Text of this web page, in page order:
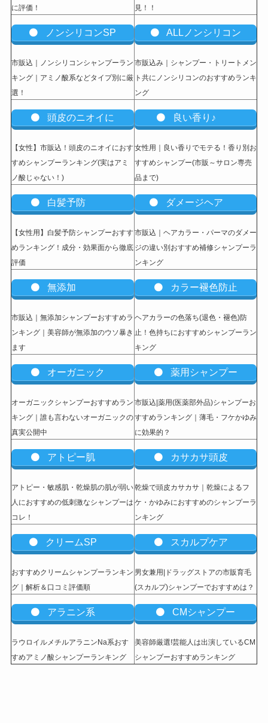
に評価！ 見！！
ノンシリコンSP
市販込｜ノンシリコンシャンプーラン
キング｜アミノ酸系などタイプ別に厳
選！
ALLノンシリコン
市販込み｜シャンプー・トリートメン
ト共にノンシリコンのおすすめランキ
ング
頭皮のニオイに
【女性】市販込 ！頭皮のニオイにおす
すめシャンプーランキング(実はアミ
ノ酸じゃない！)
良い香り♪
女性用｜良い香りでモテる！香り別お
すすめシャンプー(市販～サロン専売
品まで)
白髪予防
【女性用】白髪予防シャンプーおすす
めランキング！成分・効果面から徹底
評価
ダメージヘア
市販込｜ヘアカラー・パーマのダメー
ジの違い別おすすめ補修シャンプーラ
ンキング
無添加
市販込｜無添加シャンプーおすすめラ
ンキング｜美容師が無添加のウソ暴き
ます
カラー褪色防止
ヘアカラーの色落ち(退色・褪色)防
止！色持ちにおすすめシャンプーラン
キング
オーガニック
オーガニックシャンプーおすすめラン
キング｜誰も言わないオーガニックの
真実公開中
薬用シャンプー
市販込|薬用(医薬部外品)シャンプーお
すすめランキング｜薄毛・フケかゆみ
に効果的？
アトピー肌
アトピー・敏感肌・乾燥肌の肌が弱い
人におすすめの低刺激なシャンプーは
コレ！
カサカサ頭皮
乾燥で頭皮カサカサ｜乾燥によるフ
ケ・かゆみにおすすめのシャンプーラ
ンキング
クリームSP
おすすめクリームシャンプーランキン
グ｜解析＆口コミ評価順
スカルプケア
男女兼用|ドラッグストアの市販育毛
(スカルプ)シャンプーでおすすめは？
アラニン系
ラウロイルメチルアラニンNa系おす
すめアミノ酸シャンプーランキング
CMシャンプー
美容師厳選!芸能人は出演しているCM
シャンプーおすすめランキング